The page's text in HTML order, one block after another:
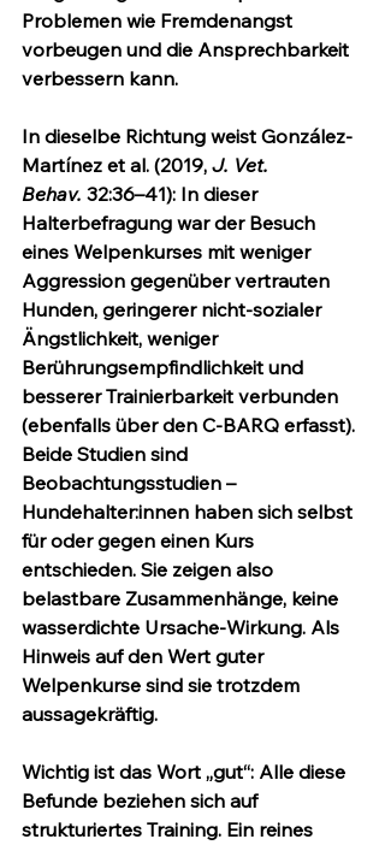
Problemen wie Fremdenangst
vorbeugen und die Ansprechbarkeit
verbessern kann.
In dieselbe Richtung weist González-
Martínez et al. (2019, J. Vet.
Behav. 32:36–41): In dieser
Halterbefragung war der Besuch
eines Welpenkurses mit weniger
Aggression gegenüber vertrauten
Hunden, geringerer nicht-sozialer
Ängstlichkeit, weniger
Berührungsempfindlichkeit und
besserer Trainierbarkeit verbunden
(ebenfalls über den C-BARQ erfasst).
Beide Studien sind
Beobachtungsstudien –
Hundehalter:innen haben sich selbst
für oder gegen einen Kurs
entschieden. Sie zeigen also
belastbare Zusammenhänge, keine
wasserdichte Ursache-Wirkung. Als
Hinweis auf den Wert guter
Welpenkurse sind sie trotzdem
aussagekräftig.
Wichtig ist das Wort „gut“: Alle diese
Befunde beziehen sich auf
strukturiertes Training. Ein reines